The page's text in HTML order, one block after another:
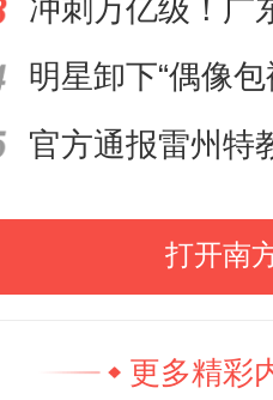
南方日报、南方
陈伊纯
官方通报雷州特
打开南
更多精彩